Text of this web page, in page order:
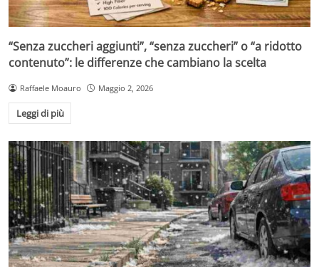
“Senza zuccheri aggiunti”, “senza zuccheri” o “a ridotto
contenuto”: le differenze che cambiano la scelta
Raffaele Moauro Maggio 2, 2026
Leggi di più